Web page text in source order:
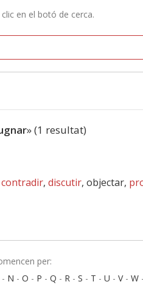
en el botó de cerca.
» (1 resultat)
contradir, discutir, objectar,
per:
- N - O - P - Q - R - S - T - U - V- W -